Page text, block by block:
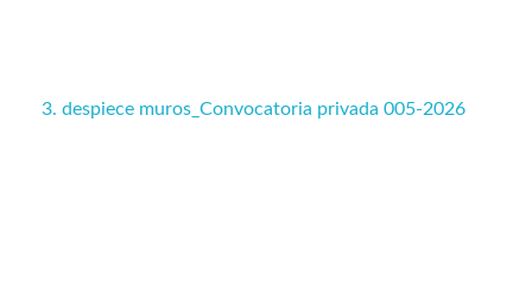
3. despiece muros_Convocatoria privada 005-2026